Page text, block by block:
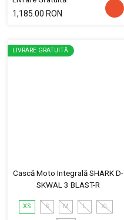
1,185.00 RON
LIVRARE GRATUITĂ
Cască Moto Integrală SHARK D-
SKWAL 3 BLAST-R
XS S M L XL